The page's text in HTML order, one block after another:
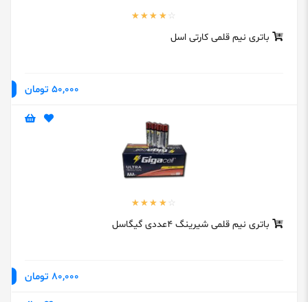
باتری نیم قلمی کارتی اسل
50,000 تومان
باتری نیم قلمی شیرینگ 4عددی گیگاسل
80,000 تومان